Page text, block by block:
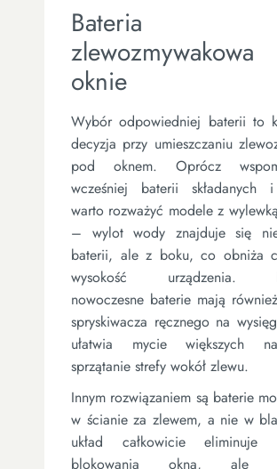
Bateria
oknie
Wybór odpowiedniej baterii to
decyzja przy umieszczaniu
pod oknem. Oprócz
wcześniej baterii składanych
warto rozważyć modele z
– wylot wody znajduje się
baterii, ale z boku, co obniża
wysokość urządzenia.
nowoczesne baterie mają
spryskiwacza ręcznego na
ułatwia mycie większych
sprzątanie strefy wokół zlewu.
Innym rozwiązaniem są baterie
w ścianie za zlewem, a nie w
układ całkowicie eliminuje
blokowania okna, ale